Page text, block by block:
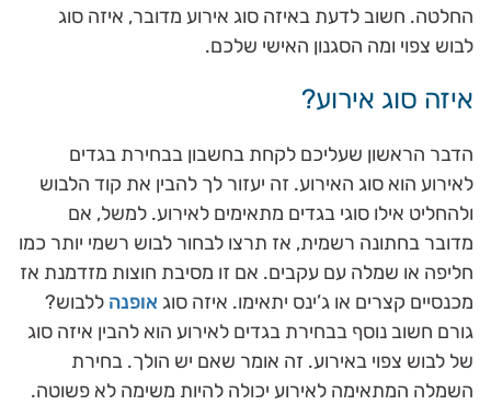
החלטה. חשוב לדעת באיזה סוג אירוע מדובר, איזה סוג
לבוש צפוי ומה הסגנון האישי שלכם.
איזה סוג אירוע?
הדבר הראשון שעליכם לקחת בחשבון בבחירת בגדים
לאירוע הוא סוג האירוע. זה יעזור לך להבין את קוד הלבוש
ולהחליט אילו סוגי בגדים מתאימים לאירוע. למשל, אם
מדובר בחתונה רשמית, אז תרצו לבחור לבוש רשמי יותר כמו
חליפה או שמלה עם עקבים. אם זו מסיבת חוצות מזדמנת אז
מכנסיים קצרים או ג’ינס יתאימו. איזה סוג אופנה ללבוש?
גורם חשוב נוסף בבחירת בגדים לאירוע הוא להבין איזה סוג
של לבוש צפוי באירוע. זה אומר שאם יש הולך. בחירת
השמלה המתאימה לאירוע יכולה להיות משימה לא פשוטה.